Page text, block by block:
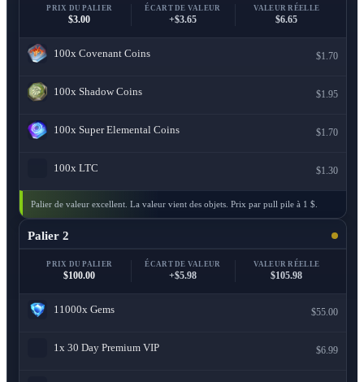
PRIX DU PALIER
$3.00
ÉCART DE VALEUR
+$3.65
VALEUR RÉELLE
$6.65
100x Covenant Coins $1.70
100x Shadow Coins $1.95
100x Super Elemental Coins $1.70
100x LTC $1.30
Palier de valeur excellent. La valeur vient des objets. Prix par pull pile à 1 $.
Palier 2
PRIX DU PALIER
$100.00
ÉCART DE VALEUR
+$5.98
VALEUR RÉELLE
$105.98
11000x Gems $55.00
1x 30 Day Premium VIP $6.99